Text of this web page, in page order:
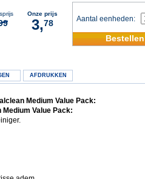
Aantal eenheden:
Bestellen
Onze prijs
3,78
AFDRUKKEN
Medium Value Pack:
Value Pack: